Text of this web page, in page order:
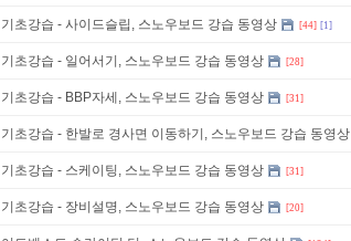
기초강습 - 사이드슬립, 스노우보드 강습 동영상 [44] [1]
기초강습 - 일어서기, 스노우보드 강습 동영상 [28]
기초강습 - BBP자세, 스노우보드 강습 동영상 [31]
기초강습 - 한발로 경사면 이동하기, 스노우보드 강습 동영상
기초강습 - 스케이팅, 스노우보드 강습 동영상 [31]
기초강습 - 장비설명, 스노우보드 강습 동영상 [20]